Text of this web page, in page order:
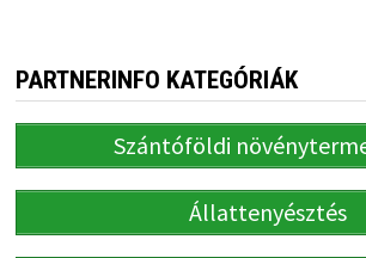
PARTNERINFO KATEGÓRIÁK
Szántóföldi
Állattenyésztés